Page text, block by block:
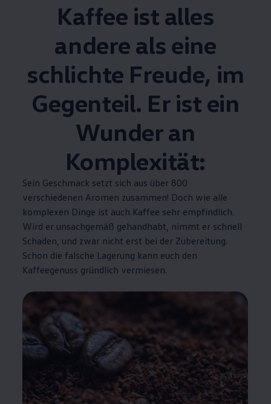
Kaffee ist alles
andere als eine
schlichte Freude, im
Gegenteil. Er ist ein
Wunder an
Komplexität:
Sein Geschmack setzt sich aus über 800
verschiedenen Aromen zusammen! Doch wie alle
komplexen Dinge ist auch Kaffee sehr empfindlich.
Wird er unsachgemäß gehandhabt, nimmt er schnell
Schaden, und zwar nicht erst bei der Zubereitung.
Schon die falsche Lagerung kann euch den
Kaffeegenuss gründlich vermiesen.